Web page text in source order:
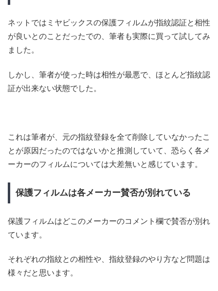
ネットではミヤビックスの保護フィルムが指紋認証と相性
が良いとのことだったでの、筆者も実際に買って試してみ
ました。
しかし、筆者が使った時は相性が最悪で、ほとんど指紋認
証が出来ない状態でした。
これは筆者が、元の指紋登録を全て削除していなかったこ
とが原因だったのではないかと推測していて、恐らく各メ
ーカーのフィルムについては大差無いと感じています。
保護フィルムは各メーカー賛否が別れている
保護フィルムはどこのメーカーのコメント欄で賛否が別れ
ています。
それぞれの指紋との相性や、指紋登録のやり方など問題は
様々だと思います。